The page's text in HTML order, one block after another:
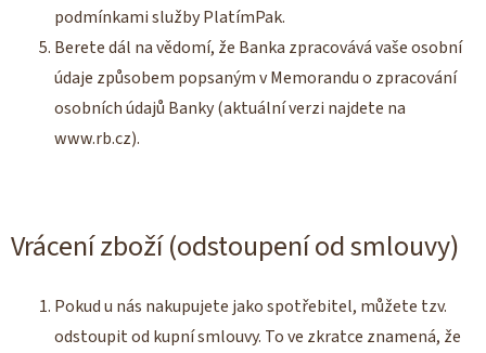
podmínkami služby PlatímPak.
Berete dál na vědomí, že Banka zpracovává vaše osobní
údaje způsobem popsaným v Memorandu o zpracování
osobních údajů Banky (aktuální verzi najdete na
www.rb.cz).
Vrácení zboží (odstoupení od smlouvy)
Pokud u nás nakupujete jako spotřebitel, můžete tzv.
odstoupit od kupní smlouvy. To ve zkratce znamená, že